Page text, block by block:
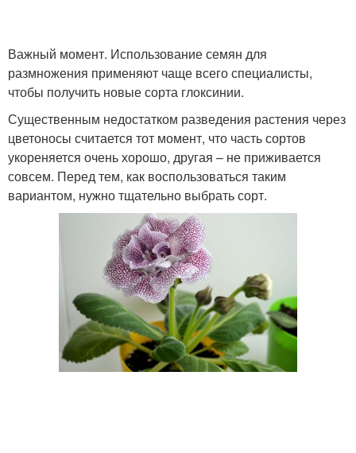
Важный момент. Использование семян для
размножения применяют чаще всего специалисты,
чтобы получить новые сорта глоксинии.
Существенным недостатком разведения растения через
цветоносы считается тот момент, что часть сортов
укореняется очень хорошо, другая – не приживается
совсем. Перед тем, как воспользоваться таким
вариантом, нужно тщательно выбрать сорт.